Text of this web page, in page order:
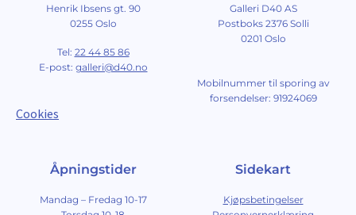
Henrik Ibsens gt. 90
0255 Oslo
Tel: 22 44 85 86
E-post: galleri@d40.no
Cookies
Galleri D40 AS
Postboks 2376 Solli
0201 Oslo
Mobilnummer til sporing av
forsendelser: 91924069
Åpningstider
Mandag – Fredag 10-17
Sidekart
Kjøpsbetingelser